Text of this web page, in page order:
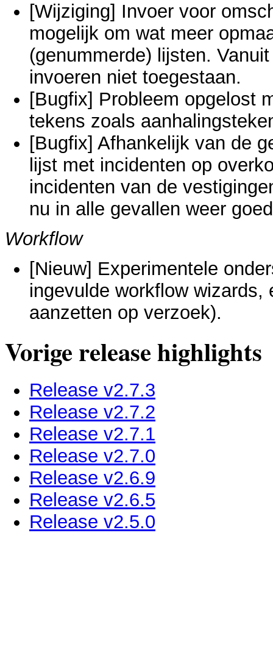
[Wijziging] Invoer voor
mogelijk om wat meer
(genummerde) lijsten.
invoeren niet toegestaan.
[Bugfix] Probleem opgelost
tekens zoals
[Bugfix] Afhankelijk van de
lijst met incidenten op
incidenten van de
nu in alle gevallen weer
Workflow
[Nieuw] Experimentele
ingevulde workflow wizards,
aanzetten op verzoek).
Vorige release highlights
Release v2.7.3
Release v2.7.2
Release v2.7.1
Release v2.7.0
Release v2.6.9
Release v2.6.5
Release v2.5.0